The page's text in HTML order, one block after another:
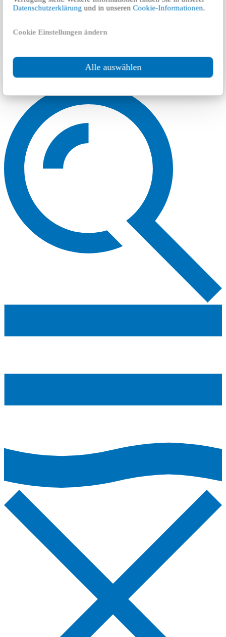
Datenschutzerklärung und in unserenCookie-Informationen.
Cookie Einstellungen ändern
Alle auswählen